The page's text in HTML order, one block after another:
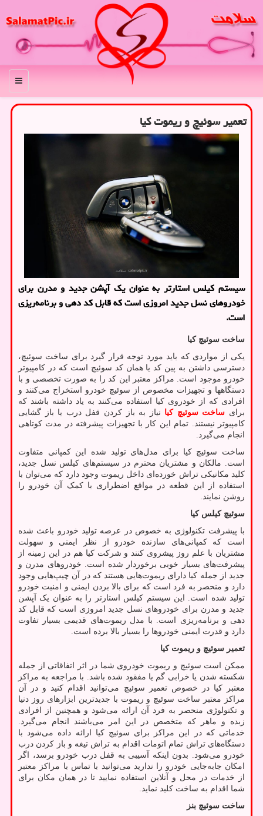
منو
تعمیر سوئیچ و ریموت كیا
سیستم كیلس استارتر به عنوان یك آپشن جدید و مدرن برای
خودروهای نسل جدید امروزی است كه قابل كد دهی و برنامه‌ریزی
است.
ساخت سوئیچ کیا
یکی از مواردی که باید مورد توجه قرار گیرد برای ساخت سوئیچ،
دسترسی داشتن به پین کد یا همان کد سوئیچ است که در کامپیوتر
خودرو موجود است. مراکز معتبر این کد را به صورت تخصصی و با
دستگاهها و تجهیزات مخصوص از سوئیچ خودرو استخراج می‌کنند و
افرادی که از خودروی کیا استفاده می‌کنند به یاد داشته باشند که
برای ساخت سوئیچ کیا نیاز به باز کردن قفل درب یا باز گشایی
کامپیوتر نیستند. تمام این کار با تجهیزات پیشرفته در مدت کوتاهی
انجام می‌گیرد.
ساخت سوئیچ کیا برای مدل‌های تولید شده این کمپانی متفاوت
است. مالکان و مشتریان محترم در سیستم‌های کیلس نسل جدید،
کلید مکانیکی تراش خورده‌ای داخل ریموت وجود دارد که می‌توان با
استفاده از این قطعه در مواقع اضطراری با کمک آن خودرو را
روشن نمایند.
سوئیچ کیلس کیا
با پیشرفت تکنولوژی به خصوص در عرصه تولید خودرو باعث شده
است که کمپانی‌های سازنده خودرو از نظر ایمنی و سهولت
مشتریان با علم روز پیشروی کنند و شرکت کیا هم در این زمینه از
پیشرفت‌های بسیار خوبی برخوردار شده است. خودروهای مدرن و
جدید از جمله کیا دارای ریموت‌هایی هستند که در آن چیپ‌هایی وجود
دارد و منحصر به فرد است که برای بالا بردن ایمنی و امنیت خودرو
تولید شده است. این سیستم کیلس استارتر را به عنوان یک آپشن
جدید و مدرن برای خودروهای نسل جدید امروزی است که قابل کد
دهی و برنامه‌ریزی است. با مدل ریموت‌های قدیمی بسیار تفاوت
دارد و قدرت ایمنی خودروها را بسیار بالا برده است.
تعمیر سوئیچ و ریموت کیا
ممکن است سوئیچ و ریموت خودروی شما در اثر اتفاقاتی از جمله
شکسته شدن یا خرابی گم یا مفقود شده باشد. با مراجعه به مراکز
معتبر کیا در خصوص تعمیر سوئیچ می‌توانید اقدام کنید و در آن
مراکز معتبر ساخت سوئیچ و ریموت با جدیدترین ابزارهای روز دنیا
و تکنولوژی منحصر به فرد آن ارائه می‌شود و همچنین از افرادی
زبده و ماهر که متخصص در این امر می‌باشند انجام می‌گیرد.
خدماتی که در این مراکز برای سوئیچ کیا ارائه داده می‌شود با
دستگاه‌های تراش تمام اتومات اقدام به تراش تیغه و باز کردن درب
خودرو می‌شود. بدون اینکه آسیبی به قفل درب خودرو برسد، اگر
امکان جابه‌جایی خودرو را ندارید می‌توانید با تماس با مراکز معتبر
از خدمات در محل و آنلاین استفاده نمایید تا در همان مکان برای
شما اقدام به ساخت کلید نماید.
ساخت سوئیچ بنز